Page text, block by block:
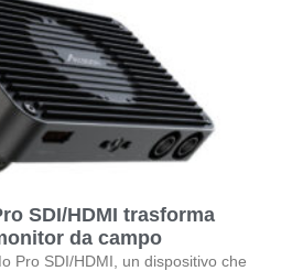
SDI/HDMI trasforma
da campo
Pro SDI/HDMI, un dispositivo che